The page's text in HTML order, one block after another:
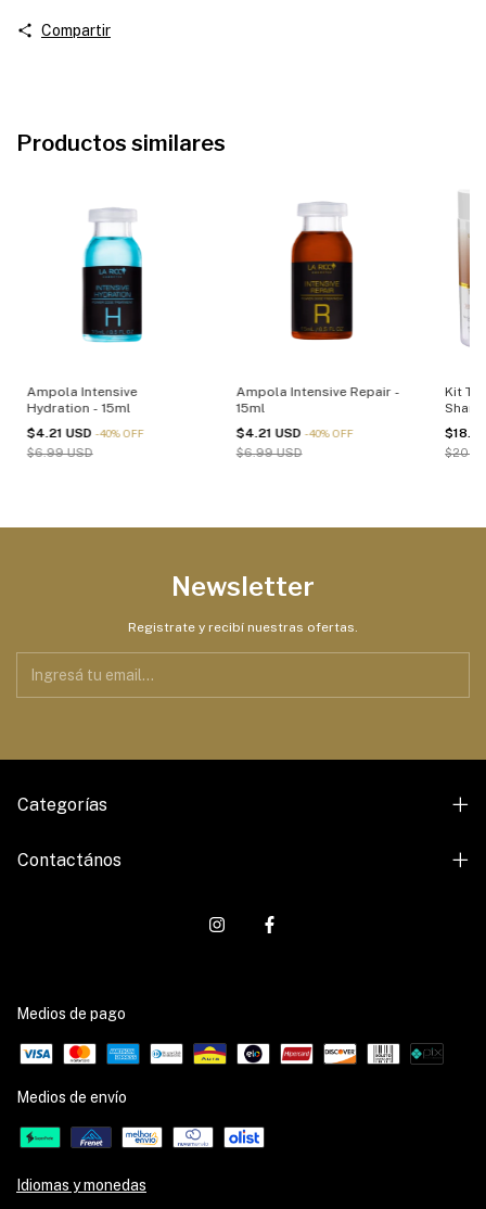
Compartir
Productos similares
Ampola Intensive
Hydration - 15ml
$4.21 USD -40%OFF
$6.99 USD
Ampola Intensive Repair -
15ml
$4.21 USD -40%OFF
$6.99 USD
Kit
Newsletter
Registrate y recibí nuestras ofertas.
Categorías
Contactános
Medios de pago
Medios de envío
Idiomas y monedas